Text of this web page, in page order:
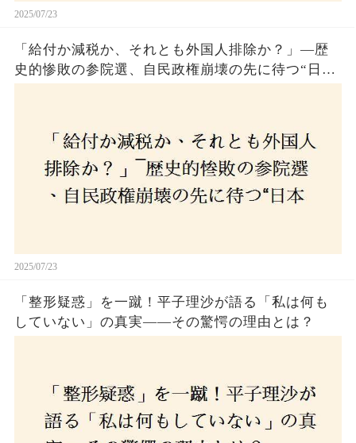
2025/07/23
「給付か減税か、それとも外国人排除か？」―歴
史的惨敗の参院選、自民政権崩壊の先に待つ“日本
2025/07/23
「整形疑惑」を一蹴！平子理沙が語る「私は何も
していない」の真実——その驚愕の理由とは？